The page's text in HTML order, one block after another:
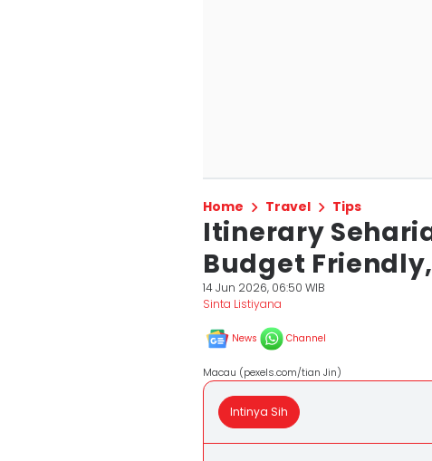
Home Travel Tips
Itinerary
Budget
14 Jun 2026, 06:50 WIB
Sinta Listiyana
News Channel
Macau (pexels.com/tian Jin)
Intinya Sih